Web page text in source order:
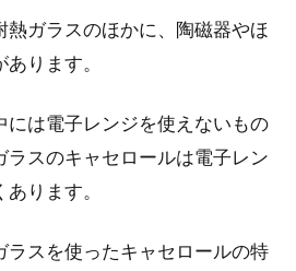
来たら、さわらを食べたくなる季節です
さわらといえば、西京焼きが有名です。外
当作りが続けられる方法？！冷
熱ガラスのほかに、陶磁器やほ
ります。
には電子レンジを使えないもの
ラスのキャセロールは電子レン
ります。
ラスを使ったキャセロールの特